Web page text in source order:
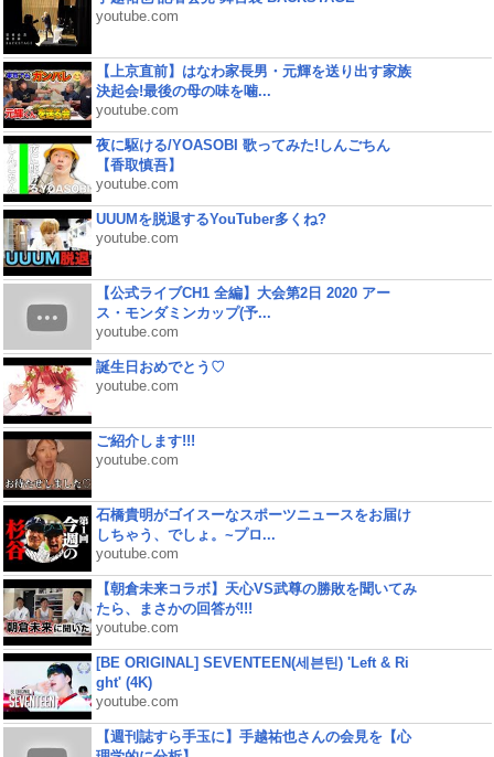
youtube.com
【上京直前】はなわ家長男・元輝を送り出す家族
決起会!最後の母の味を噛...
youtube.com
夜に駆ける/YOASOBI 歌ってみた!しんごちん
【香取慎吾】
youtube.com
UUUMを脱退するYouTuber多くね?
youtube.com
【公式ライブCH1 全編】大会第2日 2020 アー
ス・モンダミンカップ(予...
youtube.com
誕生日おめでとう♡
youtube.com
ご紹介します!!!
youtube.com
石橋貴明がゴイスーなスポーツニュースをお届け
しちゃう、でしょ。~プロ...
youtube.com
【朝倉未来コラボ】天心VS武尊の勝敗を聞いてみ
たら、まさかの回答が!!!
youtube.com
[BE ORIGINAL] SEVENTEEN(세븐틴) 'Left & Ri
ght' (4K)
youtube.com
【週刊誌すら手玉に】手越祐也さんの会見を【心